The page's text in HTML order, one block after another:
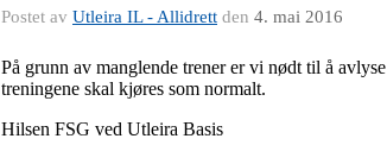
Postet av Utleira IL - Allidrett den 4. mai 2016
På grunn av manglende trener er vi nødt til å
treningene skal kjøres som normalt.
Hilsen FSG ved Utleira Basis